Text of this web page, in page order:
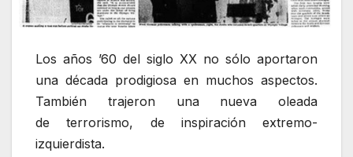
Los años ’60 del siglo XX no sólo aportaron
una década prodigiosa en muchos aspectos.
También trajeron una nueva oleada
de terrorismo, de inspiración extremo-
izquierdista.